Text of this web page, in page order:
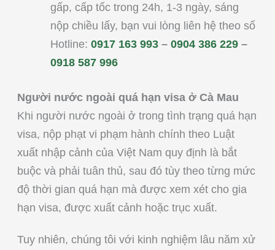
gấp, cấp tốc trong 24h, 1-3 ngày, sáng
nộp chiều lấy, bạn vui lòng liên hệ theo số
Hotline: 0917 163 993 – 0904 386 229 –
0918 587 996
Người nước ngoài quá hạn visa ở Cà Mau
Khi người nước ngoài ở trong tình trạng quá hạn
visa, nộp phạt vi phạm hành chính theo Luật
xuất nhập cảnh của Việt Nam quy định là bắt
buộc và phải tuân thủ, sau đó tùy theo từng mức
độ thời gian quá hạn mà được xem xét cho gia
hạn visa, được xuất cảnh hoặc trục xuất.
Tuy nhiên, chúng tôi với kinh nghiệm lâu năm xử